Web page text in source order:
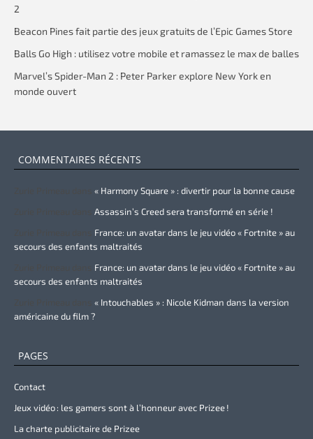
2
Beacon Pines fait partie des jeux gratuits de l’Epic Games Store
Balls Go High : utilisez votre mobile et ramassez le max de balles
Marvel’s Spider-Man 2 : Peter Parker explore New York en
monde ouvert
COMMENTAIRES RÉCENTS
« Harmony Square » : divertir pour la bonne cause
Assassin’s Creed sera transformé en série !
France: un avatar dans le jeu vidéo « Fortnite » au
secours des enfants maltraités
France: un avatar dans le jeu vidéo « Fortnite » au
secours des enfants maltraités
« Intouchables » : Nicole Kidman dans la version
américaine du film ?
PAGES
Contact
Jeux vidéo : les gamers sont à l’honneur avec Prizee !
La charte publicitaire de Prizee